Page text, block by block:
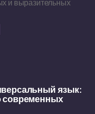
и выразительных
язык:
современных